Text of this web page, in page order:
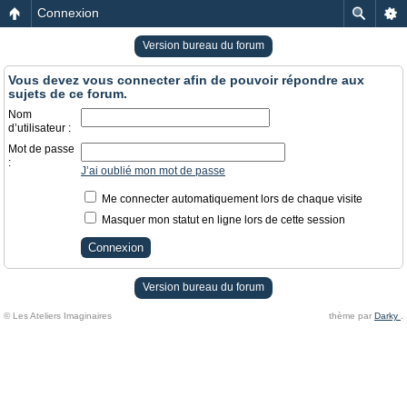
Connexion
Version bureau du forum
Vous devez vous connecter afin de pouvoir répondre aux
sujets de ce forum.
Nom
d’utilisateur :
Mot de passe
:
J’ai oublié mon mot de passe
Me connecter automatiquement lors de chaque visite
Masquer mon statut en ligne lors de cette session
Version bureau du forum
© Les Ateliers Imaginaires thème par Darky